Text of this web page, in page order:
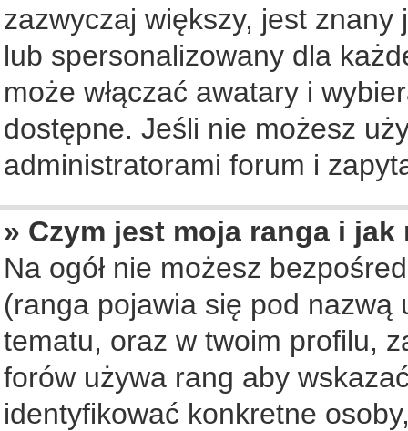
zazwyczaj większy, jest
lub spersonalizowany dla
może włączać awatary i
dostępne. Jeśli nie możesz
administratorami forum i
» Czym jest moja ranga i
Na ogół nie możesz
(ranga pojawia się pod
tematu, oraz w twoim profilu,
forów używa rang aby
identyfikować konkretne